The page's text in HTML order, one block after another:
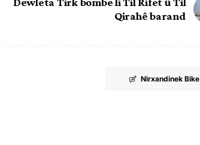
Qirahê barand
Nirxandinek Bike